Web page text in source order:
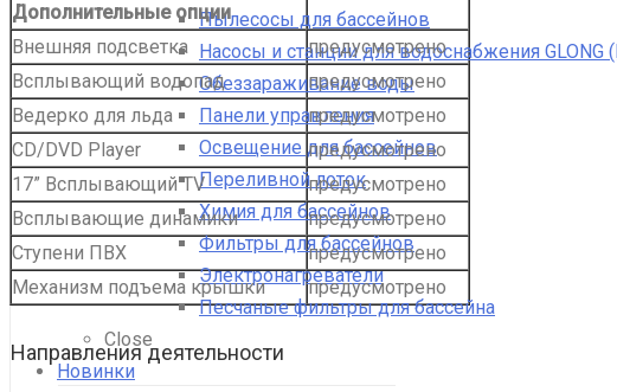
Пылесосы для бассейнов
Насосы и станции для водоснабжения GLONG
Обеззараживание воды
Панели управления
Освещение для бассейнов
Переливной лоток
Химия для бассейнов
Фильтры для бассейнов
Электронагреватели
Песчаные фильтры для бассейна
Close
Новинки
Дополнительные опции
Внешняя подсветка
предусмотрено
Всплывающий водопад
предусмотрено
Ведерко для льда
предусмотрено
CD/DVD Player
предусмотрено
17” Всплывающий TV
предусмотрено
Всплывающие динамики
предусмотрено
Ступени ПВХ
предусмотрено
Механизм подъема крышки
предусмотрено
Направления деятельности